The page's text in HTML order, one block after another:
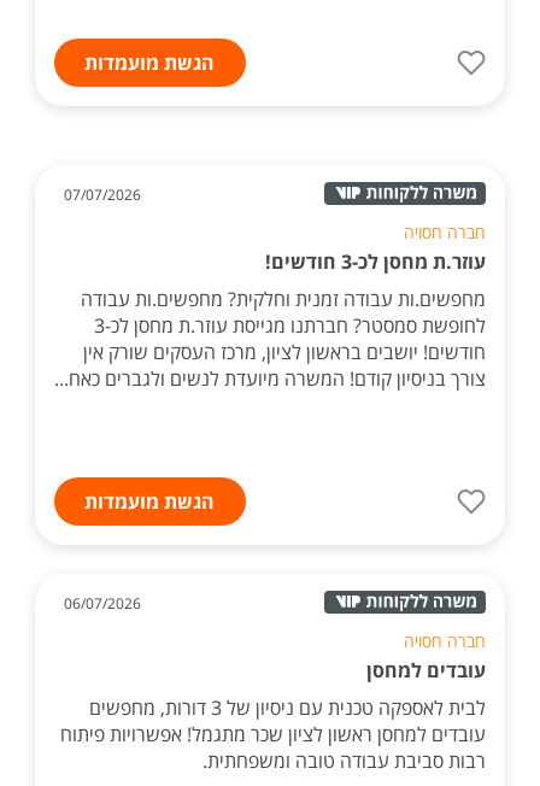
הגשת מועמדות
07/07/2026
חברה חסויה
עוזר.ת מחסן לכ-3 חודשים!
מחפשים.ות עבודה זמנית וחלקית? מחפשים.ות עבודה
לחופשת סמסטר? חברתנו מגייסת עוזר.ת מחסן לכ-3
חודשים! יושבים בראשון לציון, מרכז העסקים שורק אין
צורך בניסיון קודם! המשרה מיועדת לנשים ולגברים כאח...
הגשת מועמדות
06/07/2026
חברה חסויה
עובדים למחסן
לבית לאספקה טכנית עם ניסיון של 3 דורות, מחפשים
עובדים למחסן ראשון לציון שכר מתגמל! אפשרויות פיתוח
רבות סביבת עבודה טובה ומשפחתית.